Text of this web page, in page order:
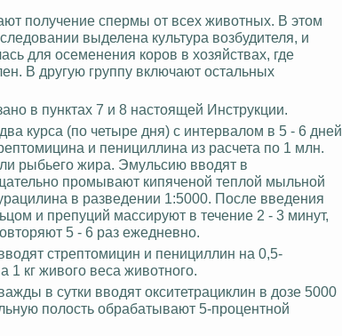
получение спермы от всех животных. В этом
выделена культура возбудителя, и
для осеменения коров в хозяйствах, где
В другую группу включают остальных
в пунктах 7 и 8 настоящей Инструкции.
курса (по четыре дня) с интервалом в 5 - 6 дней
и пенициллина из расчета по 1 млн.
рыбьего жира. Эмульсию вводят в
промывают кипяченой теплой мыльной
в разведении 1:5000. После введения
и препуций массируют в течение 2 - 3 минут,
5 - 6 раз ежедневно.
стрептомицин и пенициллин на 0,5-
1 кг живого веса животного.
в сутки вводят окситетрациклин в дозе 5000
полость обрабатывают 5-процентной